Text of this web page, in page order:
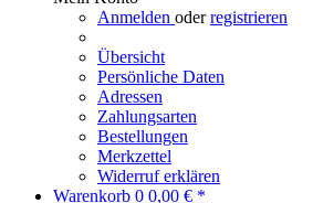
Anmelden oderregistrieren
Übersicht
Persönliche Daten
Adressen
Zahlungsarten
Bestellungen
Merkzettel
Widerruf erklären
Warenkorb 0 0,00 € *